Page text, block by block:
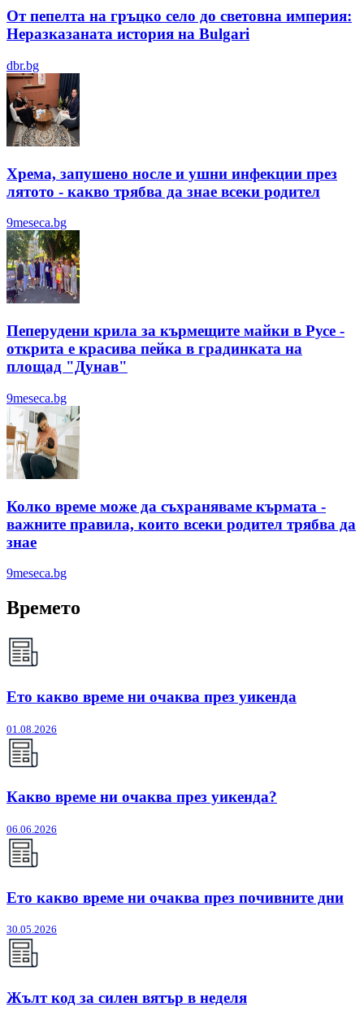
От пепелта на гръцко село до световна империя:
Неразказаната история на Bulgari
dbr.bg
Хрема, запушено носле и ушни инфекции през
лятотo - какво трябва да знае всеки родител
9meseca.bg
Пеперудени крила за кърмещите майки в Русе -
открита е красива пейка в градинката на
площад "Дунав"
9meseca.bg
Колко време може да съхраняваме кърмата -
важните правила, които всеки родител трябва да
знае
9meseca.bg
Времето
Ето какво време ни очаква през уикенда
01.08.2026
Какво време ни очаква през уикенда?
06.06.2026
Ето какво време ни очаква през почивните дни
30.05.2026
Жълт код за силен вятър в неделя